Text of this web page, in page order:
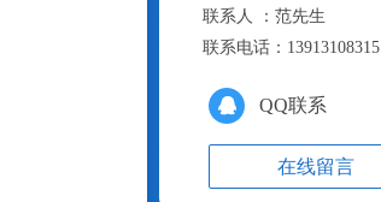
联系人 ： 范先生
联系电话： 13913108315
QQ联系
在线留言